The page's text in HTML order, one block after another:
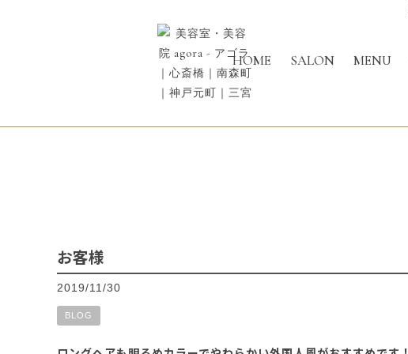
HOME SALON MENU
お客様
2019/11/30
BLOG